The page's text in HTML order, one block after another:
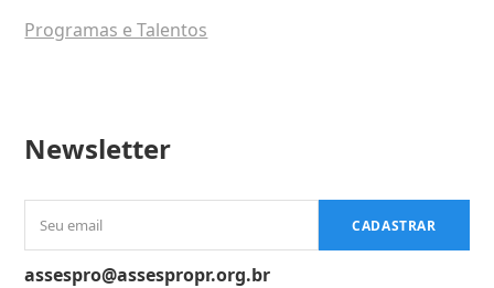
Programas e Talentos
Newsletter
email
CADASTRAR
assespro@assespropr.org.br